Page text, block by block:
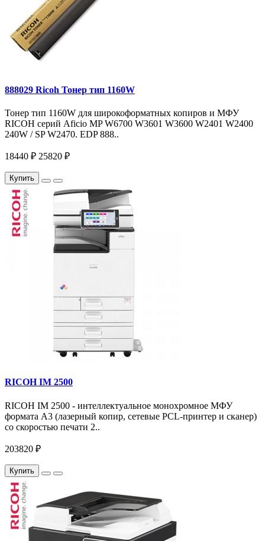
888029 Ricoh Тонер тип 1160W
Тонер тип 1160W для широкоформатных копиров и МФУ
RICOH серий Aficio MP W6700 W3601 W3600 W2401 W2400
240W / SP W2470. EDP 888..
18440 ₽ 25820 ₽
Купить
RICOH IM 2500
RICOH IM 2500 - интеллектуальное монохромное МФУ
формата А3 (лазерный копир, сетевые PCL-принтер и сканер)
со скоростью печати 2..
203820 ₽
Купить